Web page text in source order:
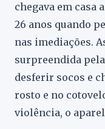
chegava em casa
26 anos quando
nas imediações.
surpreendida
desferir socos e
rosto e no
violência, o